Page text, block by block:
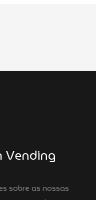
Vending
sobre as nossas